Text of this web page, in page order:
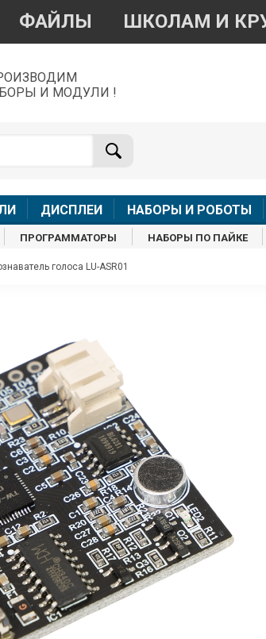
ФАЙЛЫ ШКОЛАМ И
И МОДУЛИ !
ДИСПЛЕИ НАБОРЫ И РОБОТЫ
ПРОГРАММАТОРЫ НАБОРЫ ПО ПАЙКЕ
голоса LU-ASR01
По вопросам приобретения
+7 968 454 17 38
звонки и аудио сообщения не
Менеджер
shop@iarduino.ru